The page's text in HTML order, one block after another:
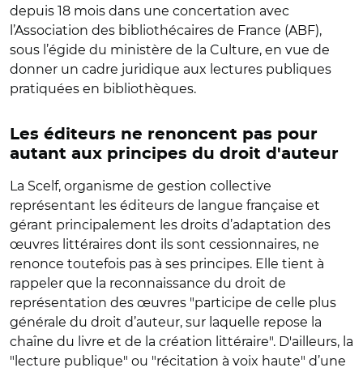
depuis 18 mois dans une concertation avec
l’Association des bibliothécaires de France (ABF),
sous l’égide du ministère de la Culture, en vue de
donner un cadre juridique aux lectures publiques
pratiquées en bibliothèques.
Les éditeurs ne renoncent pas pour
autant aux principes du droit d'auteur
La Scelf, organisme de gestion collective
représentant les éditeurs de langue française et
gérant principalement les droits d’adaptation des
œuvres littéraires dont ils sont cessionnaires, ne
renonce toutefois pas à ses principes. Elle tient à
rappeler que la reconnaissance du droit de
représentation des œuvres "participe de celle plus
générale du droit d’auteur, sur laquelle repose la
chaîne du livre et de la création littéraire". D'ailleurs, la
"lecture publique" ou "récitation à voix haute" d’une